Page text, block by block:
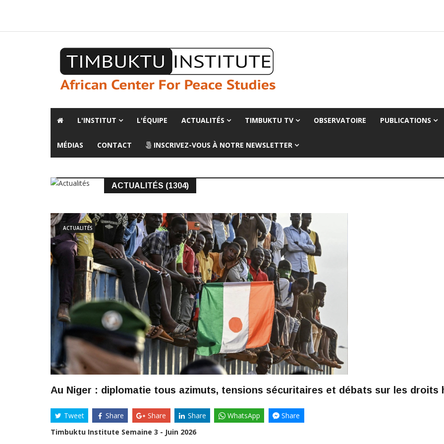
L'INSTITUT L'ÉQUIPE ACTUALITÉS TIMBUKTU TV OBSERVATOIRE PUBLICATIONS
MÉDIAS CONTACT INSCRIVEZ-VOUS À NOTRE NEWSLETTER
ACTUALITÉS (1304)
ACTUALITÉS
Au Niger : diplomatie tous azimuts, tensions sécuritaires et débats sur les droits
Tweet Share Share Share WhatsApp
Share
Timbuktu Institute Semaine 3 - Juin 2026